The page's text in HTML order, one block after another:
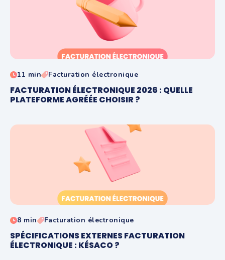
11 min Facturation électronique
FACTURATION ÉLECTRONIQUE 2026 : QUELLE
PLATEFORME AGRÉÉE CHOISIR ?
8 min Facturation électronique
SPÉCIFICATIONS EXTERNES FACTURATION
ÉLECTRONIQUE : KÉSACO ?